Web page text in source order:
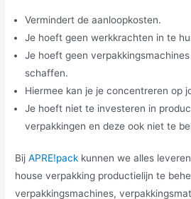
Vermindert de aanloopkosten.
Je hoeft geen werkkrachten in te
Je hoeft geen
schaffen.
Hiermee kan je je concentreren op
Je hoeft niet te investeren in
verpakkingen en deze ook niet te
BijAPRE!pack kunnen we alles
house verpakking productielijn te
verpakkingsmachines,